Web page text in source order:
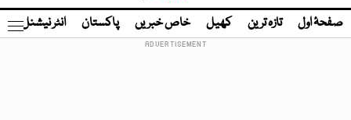
صفحۂ اول تازہ ترین کھیل خاص خبریں پاکستان انٹر نیشنل